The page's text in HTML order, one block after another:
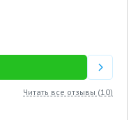
Читать все отзывы (10)